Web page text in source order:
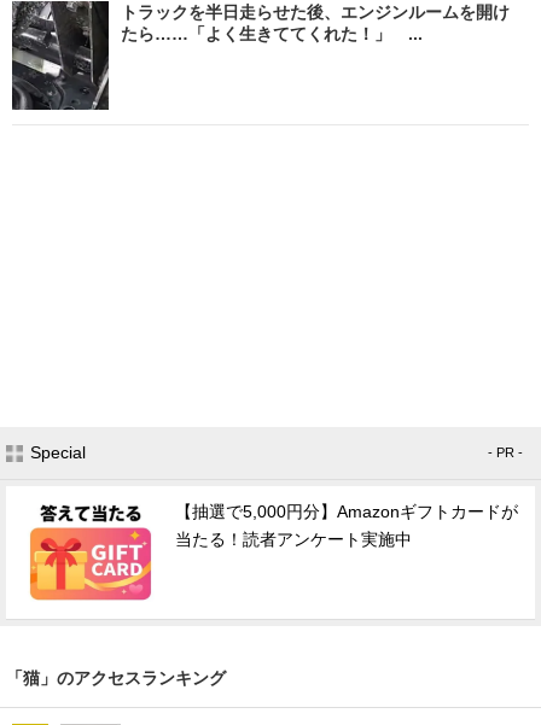
トラックを半日走らせた後、エンジンルームを開け
たら……「よく生きててくれた！」 ...
Special - PR -
【抽選で5,000円分】Amazonギフトカードが
当たる！読者アンケート実施中
「猫」のアクセスランキング